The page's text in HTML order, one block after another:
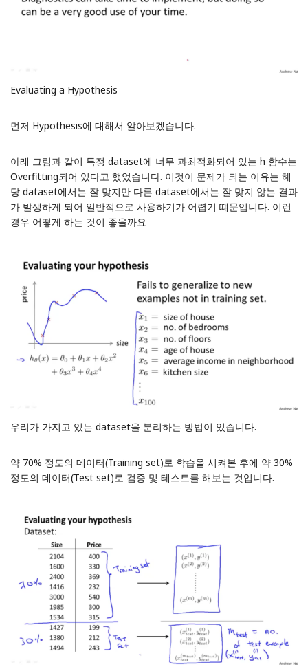
Evaluating a Hypothesis
먼저 Hypothesis에 대해서 알아보겠습니다.
아래 그림과 같이 특정 dataset에 너무 과최적화되어 있는 h 함수는
Overfitting되어 있다고 했었습니다. 이것이 문제가 되는 이유는 해
당 dataset에서는 잘 맞지만 다른 dataset에서는 잘 맞지 않는 결과
가 발생하게 되어 일반적으로 사용하기가 어렵기 떄문입니다. 이런
경우 어떻게 하는 것이 좋을까요
우리가 가지고 있는 dataset을 분리하는 방법이 있습니다.
약 70% 정도의 데이터(Training set)로 학습을 시켜본 후에 약 30%
정도의 데이터(Test set)로 검증 및 테스트를 해보는 것입니다.